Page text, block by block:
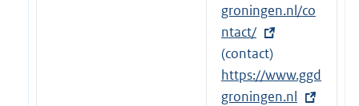
x
t
e
r
n
groningen.nl/co
ntact/
(contact)
E
x
https://www.ggd
groningen.nl